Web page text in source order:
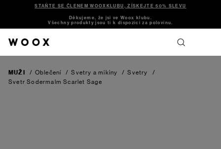
STAŇTE SE ČLENEM WOOXKLUBU, ZÍSKEJTE 50% SLEVU
Děkujeme, že jsi ve Woox klubu.
Všechny produkty jsou ti k dispozici za polovinu.
MUŽI / Oblečení / Svetry a mikiny / Svetry
/
Svetr SodermalmScarlet Sage